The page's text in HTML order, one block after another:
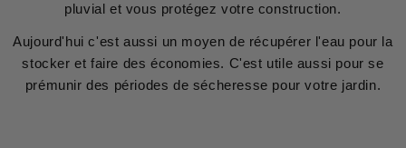
pluvial et vous protégez votre construction.
Aujourd'hui c'est aussi un moyen de récupérer l'eau pour la
stocker et faire des économies. C'est utile aussi pour se
prémunir des périodes de sécheresse pour votre jardin.